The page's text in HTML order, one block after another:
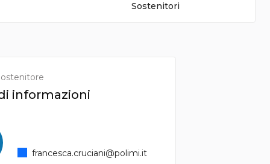
Sostenitori
informazioni
francesca.cruciani@polimi.it